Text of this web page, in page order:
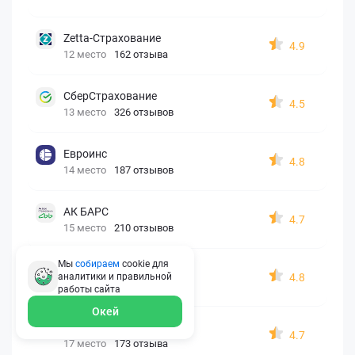
Zetta-Страхование
12 место 162 отзыва
4.9
СберСтрахование
13 место 326 отзывов
4.5
Евроинс
14 место 187 отзывов
4.8
АК БАРС
15 место 210 отзывов
4.7
Согласие
16 место 146 отзывов
4.8
Капитал Лайф
17 место 173 отзыва
4.7
Мы собираем cookie для
аналитики и правильной
работы сайта
Окей